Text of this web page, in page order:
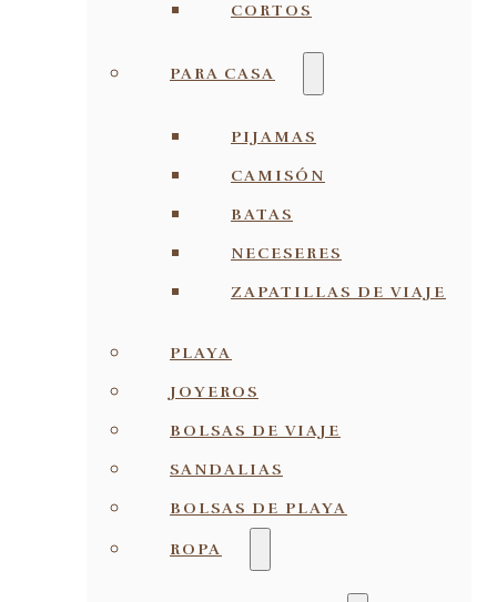
CORTOS
PARA CASA
PIJAMAS
CAMISÓN
BATAS
NECESERES
ZAPATILLAS DE VIAJE
PLAYA
JOYEROS
BOLSAS DE VIAJE
SANDALIAS
BOLSAS DE PLAYA
ROPA